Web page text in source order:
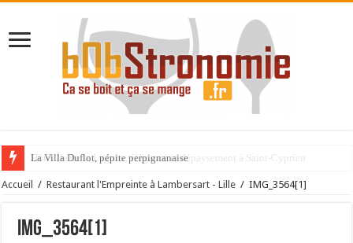
La Villa Duflot, pépite perpignanaise
Accueil / Restaurant l'Empreinte à Lambersart - Lille / IMG_3564[1]
IMG_3564[1]